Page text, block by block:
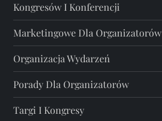
Kongresów I Konferencji
Marketingowe Dla Organizatorów
Organizacja Wydarzeń
Porady Dla Organizatorów
Targi I Kongresy